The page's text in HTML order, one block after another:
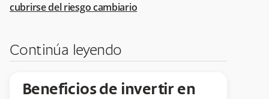
cubrirse del riesgo cambiario
Continúa leyendo
Beneficios de invertir en